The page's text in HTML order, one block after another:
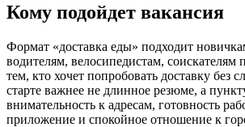
Кому подойдет вакансия
Формат «доставка еды» подходит
водителям, велосипедистам, соискателям
тем, кто хочет попробовать доставку без
старте важнее не длинное резюме, а
внимательность к адресам, готовность
приложение и спокойное отношение к